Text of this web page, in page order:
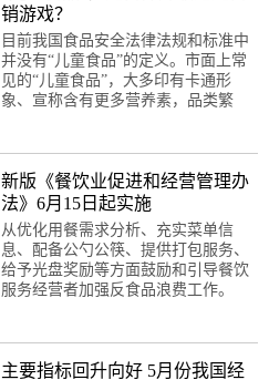
销游戏？
目前我国食品安全法律法规和标准中
并没有“儿童食品”的定义。市面上常
见的“儿童食品”，大多印有卡通形
象、宣称含有更多营养素，品类繁
新版《餐饮业促进和经营管理办
法》6月15日起实施
从优化用餐需求分析、充实菜单信
息、配备公勺公筷、提供打包服务、
给予光盘奖励等方面鼓励和引导餐饮
服务经营者加强反食品浪费工作。
主要指标回升向好 5月份我国经